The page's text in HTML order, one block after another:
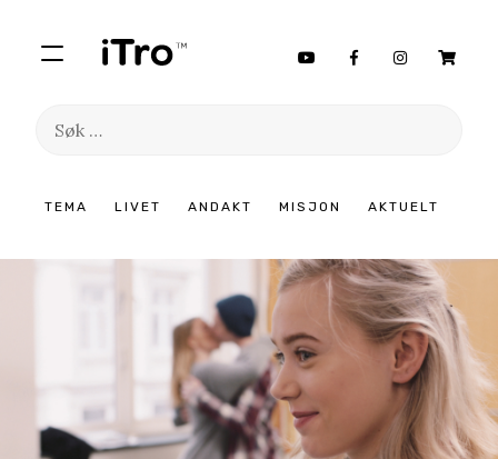
TEMA LIVET ANDAKT MISJON AKTUELT
Søk
innhold